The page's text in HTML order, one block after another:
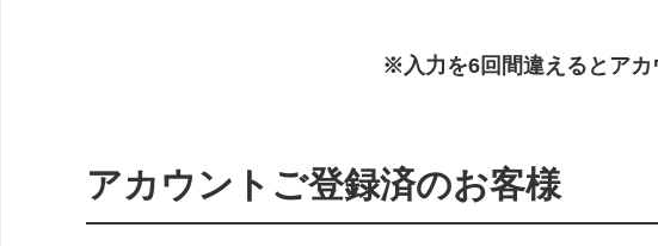
※入力を6回間違えるとアカ
アカウントご登録済のお客様